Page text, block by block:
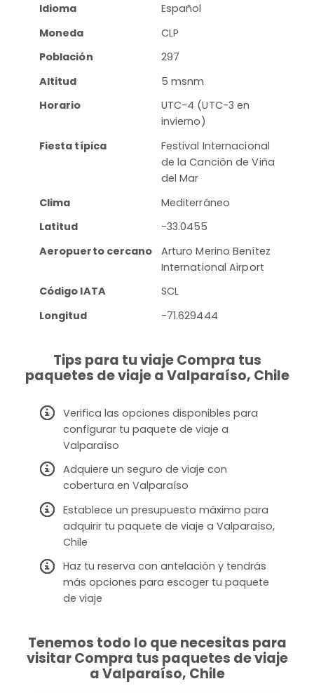
Idioma
Español
Moneda
CLP
Población
297
Altitud
5 msnm
Horario
UTC-4 (UTC-3 en
invierno)
Fiesta típica
Festival Internacional
de la Canción de Viña
del Mar
Clima
Mediterráneo
Latitud
-33.0455
Aeropuerto cercano
Arturo Merino Benítez
International Airport
Código IATA
SCL
Longitud
-71.629444
Tips para tu viaje Compra tus
paquetes de viaje a Valparaíso, Chile
Verifica las opciones disponibles para
configurar tu paquete de viaje a
Valparaíso
Adquiere un seguro de viaje con
cobertura en Valparaíso
Establece un presupuesto máximo para
adquirir tu paquete de viaje a Valparaíso,
Chile
Haz tu reserva con antelación y tendrás
más opciones para escoger tu paquete
de viaje
Tenemos todo lo que necesitas para
visitar Compra tus paquetes de viaje
a Valparaíso, Chile